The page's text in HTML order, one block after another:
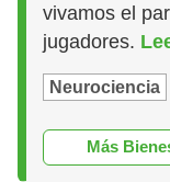
vivamos el
jugadores.
Neurociencia
Más